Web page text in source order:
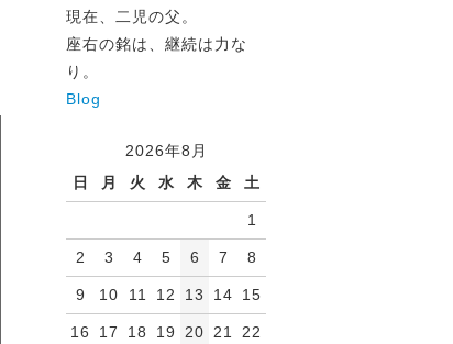
現在、二児の父。
座右の銘は、継続は力な
り。
Blog
2026年8月
日
月 火 水 木 金 土
1
2 3 4 5 6 7 8
9 10 11 12 13 14 15
16 17 18 19 20 21 22